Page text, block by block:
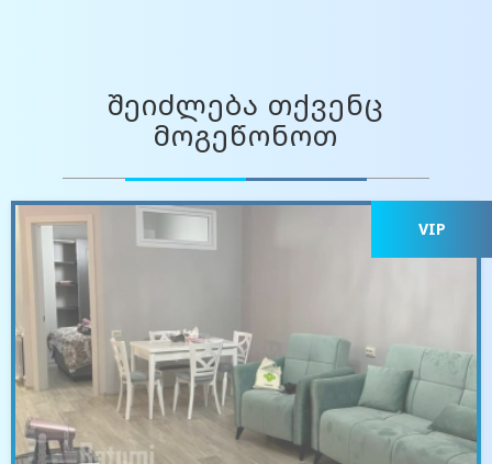
შეიძლება თქვენც
მოგეწონოთ
VIP